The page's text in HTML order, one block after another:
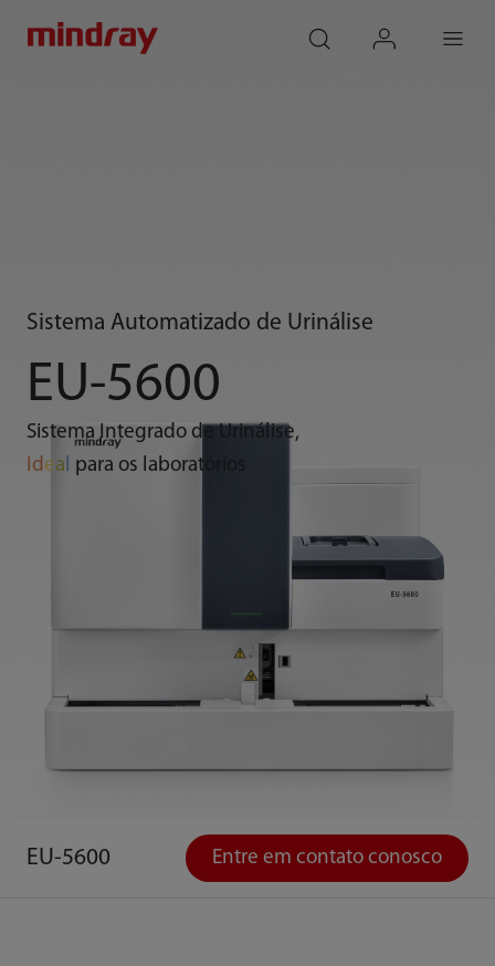
Sistema Automatizado de Urinálise
EU-5600
Sistema Integrado de Urinálise,
Ideal para os laboratórios
EU-5600 Entre em contato conosco